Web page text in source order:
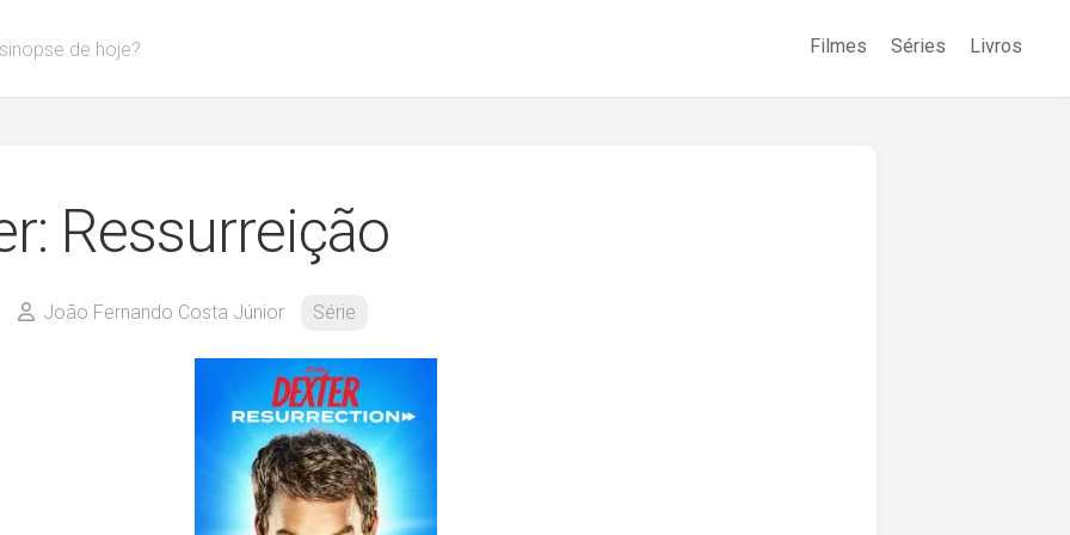
de hoje? Filmes Séries Livros
Ressurreição
João Fernando Costa Júnior Série